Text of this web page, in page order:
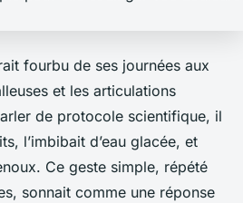
fourbu de ses journées aux
et les articulations
de protocole scientifique, il
l’imbibait d’eau glacée, et
Ce geste simple, répété
sonnait comme une réponse